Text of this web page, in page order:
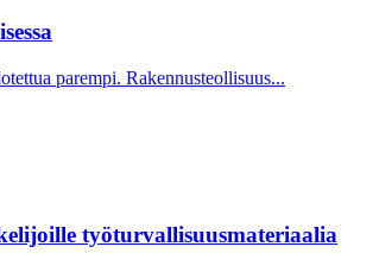
parempi. Rakennusteollisuus...
työturvallisuusmateriaalia